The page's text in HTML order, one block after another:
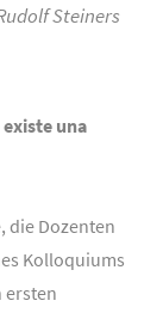
Steiners
una
die Dozenten
Kolloquiums
ersten